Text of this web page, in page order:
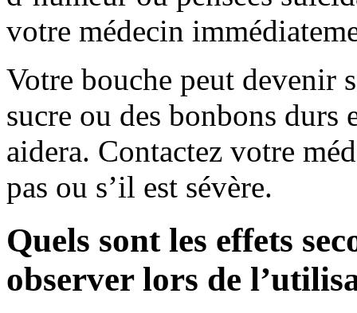
votre médecin
Votre bouche peut devenir
sucre ou des bonbons durs
aidera. Contactez votre
pas ou s’il est sévère.
Quels sont les effets
observer lors de